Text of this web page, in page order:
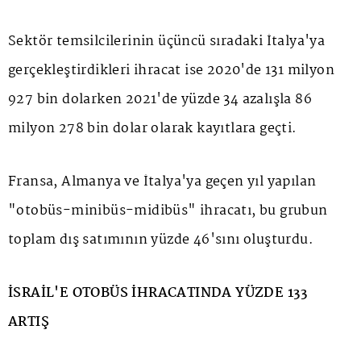
Sektör temsilcilerinin üçüncü sıradaki İtalya'ya
gerçekleştirdikleri ihracat ise 2020'de 131 milyon
927 bin dolarken 2021'de yüzde 34 azalışla 86
milyon 278 bin dolar olarak kayıtlara geçti.
Fransa, Almanya ve İtalya'ya geçen yıl yapılan
"otobüs-minibüs-midibüs" ihracatı, bu grubun
toplam dış satımının yüzde 46'sını oluşturdu.
İSRAİL'E OTOBÜS İHRACATINDA YÜZDE 133
ARTIŞ